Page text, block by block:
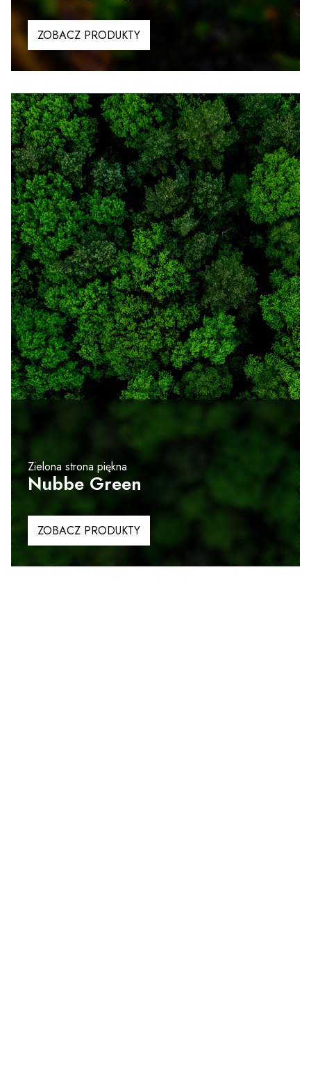
ZOBACZ PRODUKTY
Zielona strona piękna
Nubbe Green
ZOBACZ PRODUKTY